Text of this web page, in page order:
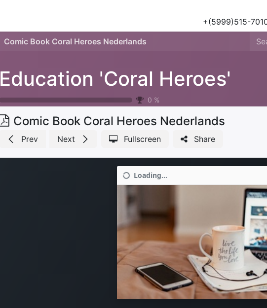
Lesmateriaal
+(5999)515-
Comic Book Coral Heroes Nederlands
Education 'Coral Heroes'
0 %
Comic Book Coral Heroes Nederlands
Prev Next Fullscreen Share